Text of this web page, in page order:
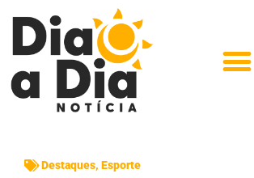
Destaques, Esporte